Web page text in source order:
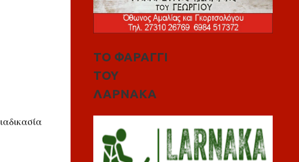
ΤΟ ΦΑΡΑΓΓΙ
ΤΟΥ
ΛΑΡΝΑΚΑ